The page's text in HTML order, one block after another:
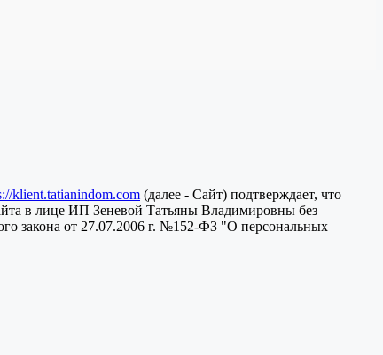
klient.tatianindom.com (далее - Сайт) подтверждает, что
в лице ИП Зеневой Татьяны Владимировны без
закона от 27.07.2006 г. №152-ФЗ "О персональных